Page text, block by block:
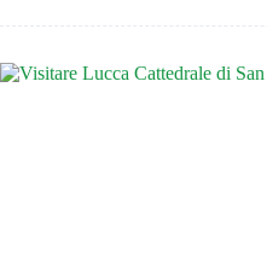
per
occhi